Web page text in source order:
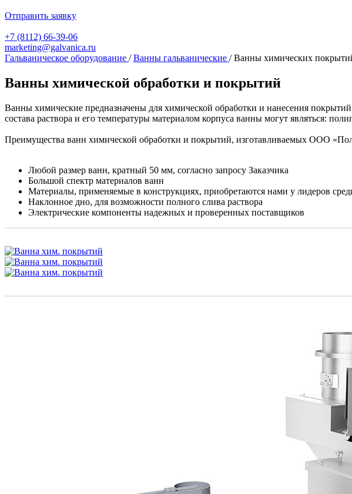
Отправить заявку
+7 (8112) 66-39-06
marketing@galvanica.ru
Гальваническое оборудование / Ванны гальванические / Ванны химических
Ванны химической обработки и покрытий
Ванны химические предназначены для химической обработки и нанесения
состава раствора и его температуры материалом корпуса ванны могут являться:
Преимущества ванн химической обработки и покрытий, изготавливаемых ООО
Любой размер ванн, кратный 50 мм, согласно запросу Заказчика
Большой спектр материалов ванн
Материалы, применяемые в конструкциях, приобретаются нами у лидеров
Наклонное дно, для возможности полного слива раствора
Электрические компоненты надежных и проверенных поставщиков